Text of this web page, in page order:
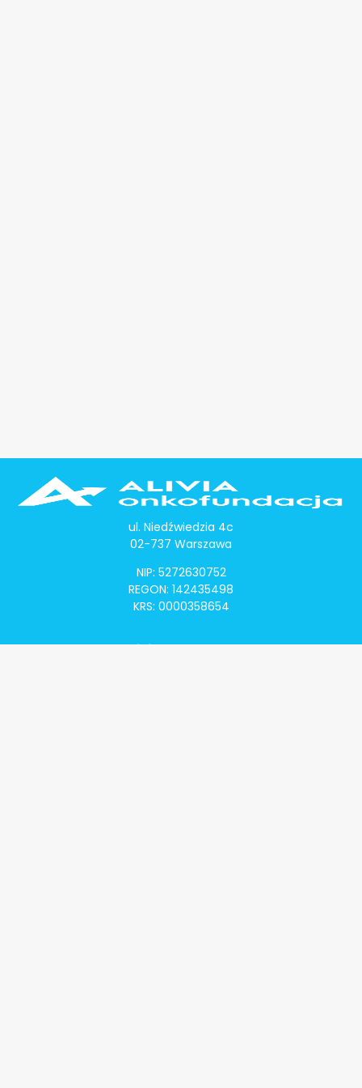
ul. Niedźwiedzia 4c
02-737 Warszawa
NIP: 5272630752
REGON: 142435498
KRS: 0000358654
Alivia Onkomapa